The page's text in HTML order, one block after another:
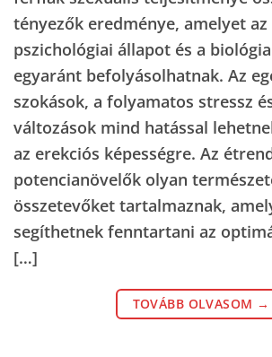
tényezők eredménye, amelyet
pszichológiai állapot és a
egyaránt befolyásolhatnak. Az
szokások, a folyamatos stressz
változások mind hatással
az erekciós képességre. Az
potencianövelők olyan
összetevőket tartalmaznak,
segíthetnek fenntartani az
[…]
TOVÁBB OLVASOM →